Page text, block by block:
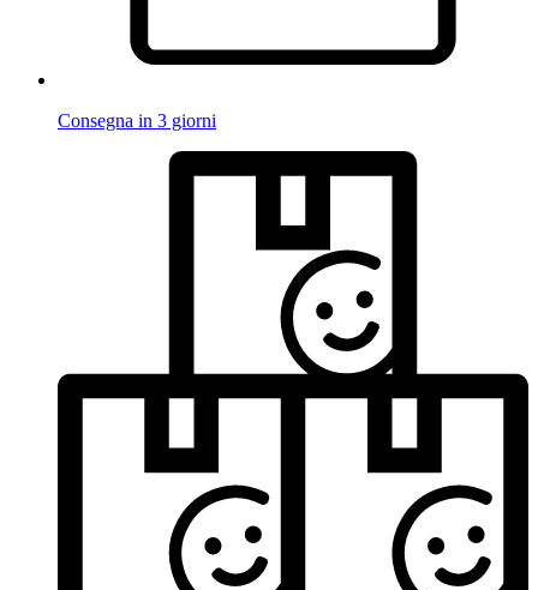
Consegna in 3 giorni